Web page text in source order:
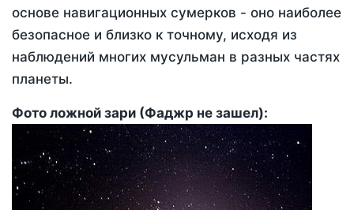
основе навигационных сумерков - оно наиболее
безопасное и близко к точному, исходя из
наблюдений многих мусульман в разных частях
планеты.
Фото ложной зари (Фаджр не зашел):